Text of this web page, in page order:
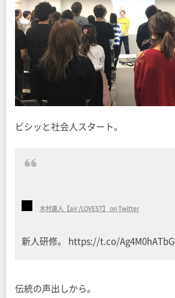
ビシッと社会人スタート。
木村直人【air /LOVEST】 on Twitter
新人研修。 https://t.co/Ag4M0hATbG
伝統の声出しから。